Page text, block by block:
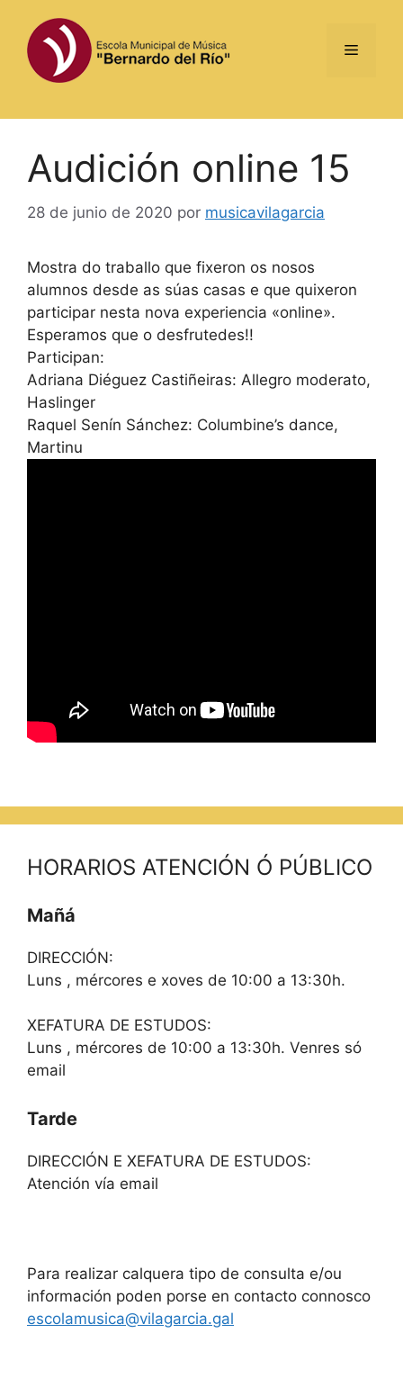
contenido
Menú
Audición online 15
28 de junio de 2020 por musicavilagarcia
Mostra do traballo que fixeron os nosos
alumnos desde as súas casas e que quixeron
participar nesta nova experiencia «online».
Esperamos que o desfrutedes!!
Participan:
Adriana Diéguez Castiñeiras: Allegro moderato,
Haslinger
Raquel Senín Sánchez: Columbine’s dance,
Martinu
HORARIOS ATENCIÓN Ó PÚBLICO
Mañá
DIRECCIÓN:
Luns , mércores e xoves de 10:00 a 13:30h.
XEFATURA DE ESTUDOS:
Luns , mércores de 10:00 a 13:30h. Venres só
email
Tarde
DIRECCIÓN E XEFATURA DE ESTUDOS:
Atención vía email
Para realizar calquera tipo de consulta e/ou
información poden porse en contacto connosco
escolamusica@vilagarcia.gal